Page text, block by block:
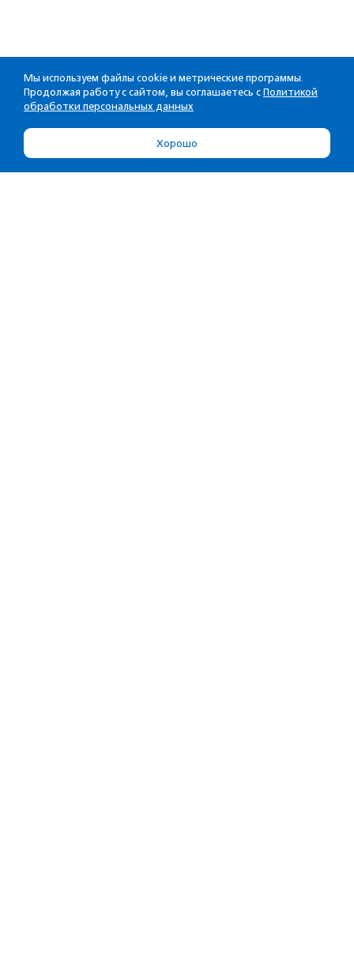
Мы используем файлы cookie и метрические программы.
Продолжая работу с сайтом, вы соглашаетесь с Политикой
обработки персональных данных
Хорошо